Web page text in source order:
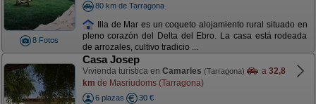
8 Fotos
80 km de Tarragona
Illa de Mar es un coqueto alojamiento rural situado en
pleno corazón del Delta del Ebro. La casa está rodeada
de arrozales, cultivo tradicio ...
Casa Josep
Vivienda turística en Camarles (Tarragona) a 32,8
km de Masriudoms (Tarragona)
6 plazas
30 €